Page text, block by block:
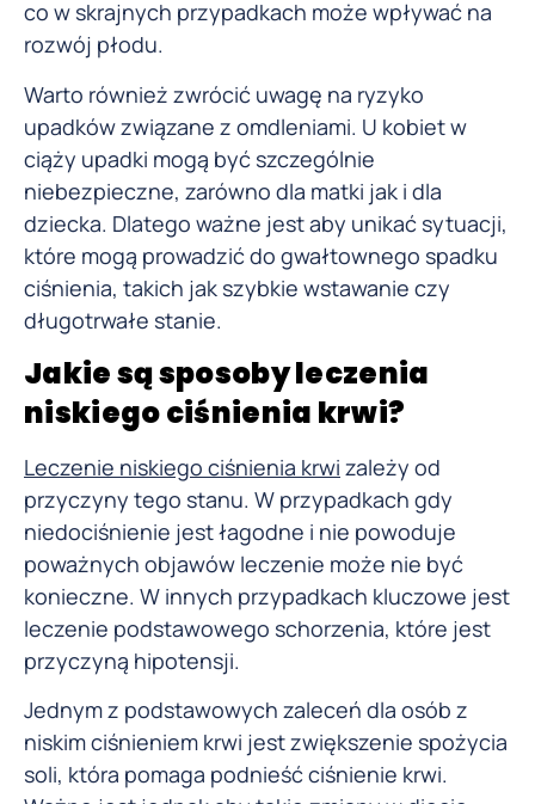
co w skrajnych przypadkach może wpływać na
rozwój płodu.
Warto również zwrócić uwagę na ryzyko
upadków związane z omdleniami. U kobiet w
ciąży upadki mogą być szczególnie
niebezpieczne, zarówno dla matki jak i dla
dziecka. Dlatego ważne jest aby unikać sytuacji,
które mogą prowadzić do gwałtownego spadku
ciśnienia, takich jak szybkie wstawanie czy
długotrwałe stanie.
Jakie są sposoby leczenia
niskiego ciśnienia krwi?
Leczenie niskiego ciśnienia krwi zależy od
przyczyny tego stanu. W przypadkach gdy
niedociśnienie jest łagodne i nie powoduje
poważnych objawów leczenie może nie być
konieczne. W innych przypadkach kluczowe jest
leczenie podstawowego schorzenia, które jest
przyczyną hipotensji.
Jednym z podstawowych zaleceń dla osób z
niskim ciśnieniem krwi jest zwiększenie spożycia
soli, która pomaga podnieść ciśnienie krwi.